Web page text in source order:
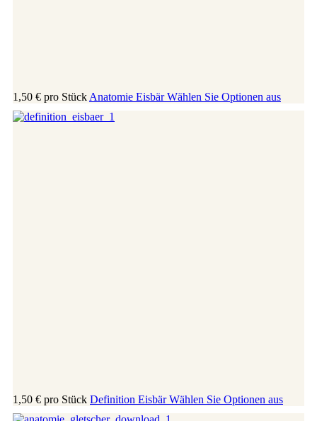
1,50 € pro Stück Anatomie EisbärWählen Sie Optionen aus
1,50 € pro Stück Definition EisbärWählen Sie Optionen aus